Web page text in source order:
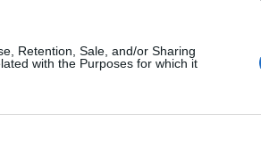
Retention, Sale, and/or Sharing
with the Purposes for which it
έκτακτης ανάγκης.